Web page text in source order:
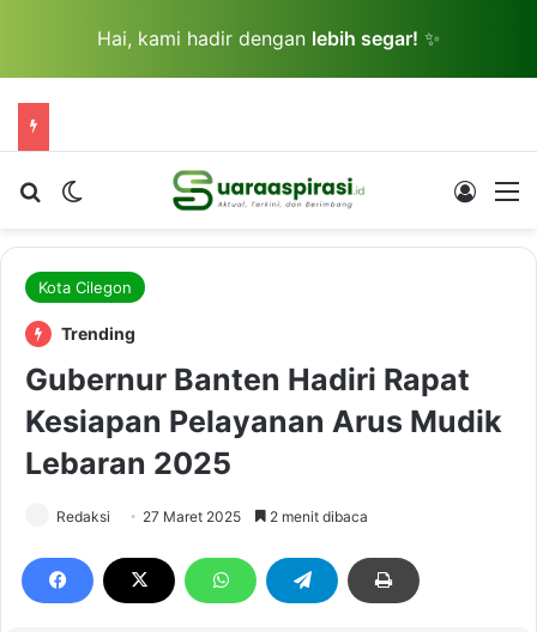
Hai, kami hadir dengan lebih segar! ✨
Cari berita...Switch skin Log In
Kota Cilegon
Trending
Gubernur Banten Hadiri Rapat
Kesiapan Pelayanan Arus Mudik
Lebaran 2025
Redaksi 27 Maret 2025 2 menit dibaca